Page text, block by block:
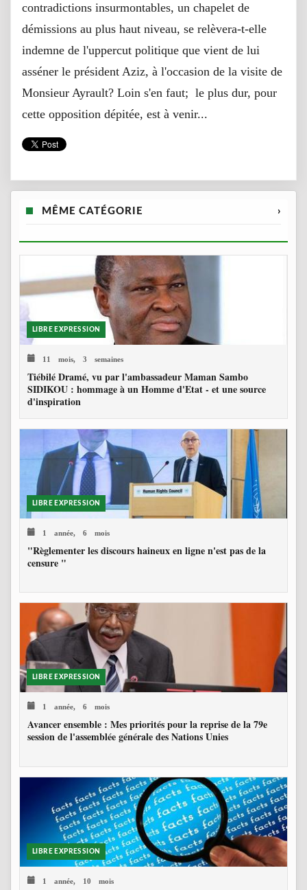
contradictions insurmontables, un chapelet de
démissions au plus haut niveau, se relèvera-t-elle
indemne de l'uppercut politique que vient de lui
asséner le président Aziz, à l'occasion de la visite de
Monsieur Ayrault? Loin s'en faut; le plus dur, pour
cette opposition dépitée, est à venir...
MÊME CATÉGORIE ›
LIBRE EXPRESSION
11 mois, 3 semaines
Tiébilé Dramé, vu par l'ambassadeur Maman Sambo
SIDIKOU : hommage à un Homme d'Etat - et une source
d'inspiration
LIBRE EXPRESSION
1 année, 6 mois
"Règlementer les discours haineux en ligne n'est pas de la
censure "
LIBRE EXPRESSION
1 année, 6 mois
Avancer ensemble : Mes priorités pour la reprise de la 79e
session de l'assemblée générale des Nations Unies
LIBRE EXPRESSION
1 année, 10 mois